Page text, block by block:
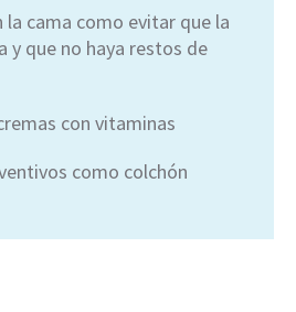
la cama como evitar que la
y que no haya restos de
con vitaminas
como colchón